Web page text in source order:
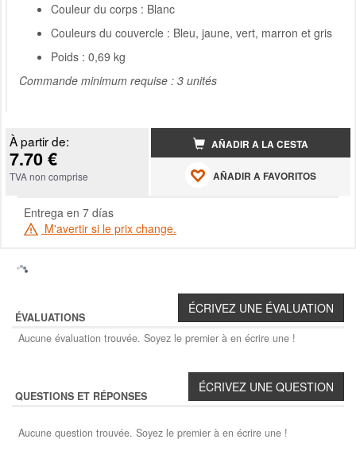
Couleur du corps : Blanc
Couleurs du couvercle : Bleu, jaune, vert, marron et gris
Poids : 0,69 kg
Commande minimum requise : 3 unités
À partir de:
7.70 €
TVA non comprise
AÑADIR A LA CESTA
AÑADIR A FAVORITOS
Entrega en 7 días
M'avertir si le prix change.
ÉVALUATIONS
Aucune évaluation trouvée. Soyez le premier à en écrire une !
QUESTIONS ET RÉPONSES
Aucune question trouvée. Soyez le premier à en écrire une !